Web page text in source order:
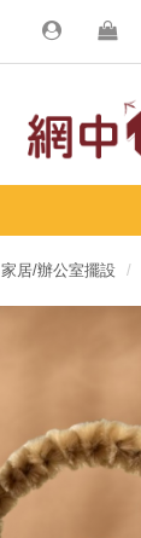
家居/辦公室擺設